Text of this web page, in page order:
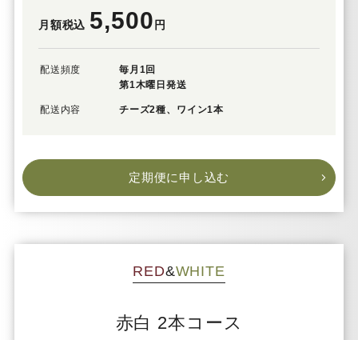
月額税込 5,500円
配送頻度
毎月1回
第1木曜日発送
配送内容 チーズ2種、ワイン1本
定期便に申し込む
RED&WHITE
赤白 2本コース